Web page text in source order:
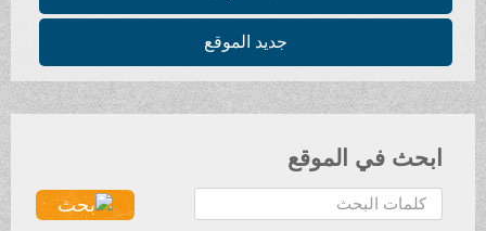
جديد الموقع
ابحث في الموقع